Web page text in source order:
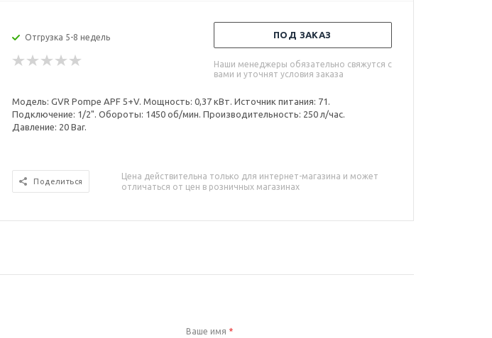
Отгрузка 5-8 недель ПОД ЗАКАЗ
Наши менеджеры обязательно свяжутся с
вами и уточнят условия заказа
Модель: GVR Pompe APF 5+V. Мощность: 0,37 кВт. Источник питания: 71.
Подключение: 1/2". Обороты: 1450 об/мин. Производительность: 250 л/час.
Давление: 20 Bar.
Поделиться
Цена действительна только для интернет-магазина и может
отличаться от цен в розничных магазинах
Ваше имя *